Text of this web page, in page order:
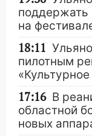
на
18:11
пилотным
17:16 В
областной
новых